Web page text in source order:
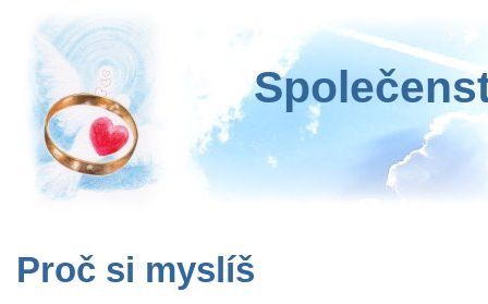
Proč si myslíš